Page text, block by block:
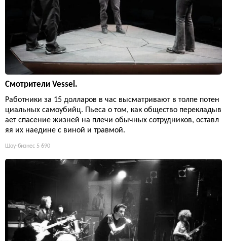
Смотрители Vessel.
Работники за 15 долларов в час высматривают в толпе потен
циальных самоубийц. Пьеса о том, как общество перекладыв
ает спасение жизней на плечи обычных сотрудников, оставл
яя их наедине с виной и травмой.
Шоу-бизнес 5 690